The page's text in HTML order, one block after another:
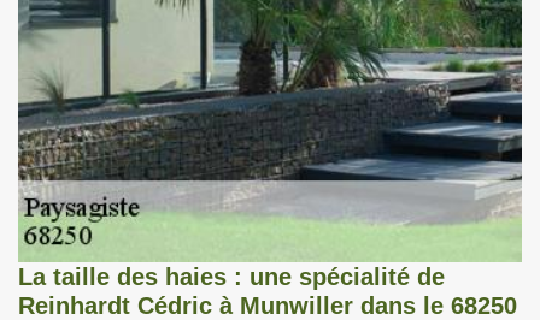
La taille des haies : une spécialité de
Reinhardt Cédric à Munwiller dans le 68250